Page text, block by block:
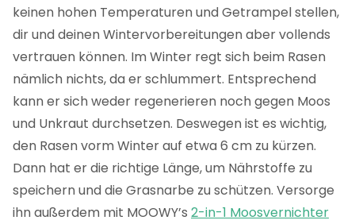
keinen hohen Temperaturen und Getrampel stellen,
dir und deinen Wintervorbereitungen aber vollends
vertrauen können. Im Winter regt sich beim Rasen
nämlich nichts, da er schlummert. Entsprechend
kann er sich weder regenerieren noch gegen Moos
und Unkraut durchsetzen. Deswegen ist es wichtig,
den Rasen vorm Winter auf etwa 6 cm zu kürzen.
Dann hat er die richtige Länge, um Nährstoffe zu
speichern und die Grasnarbe zu schützen. Versorge
ihn außerdem mit MOOWY’s 2-in-1 Moosvernichter